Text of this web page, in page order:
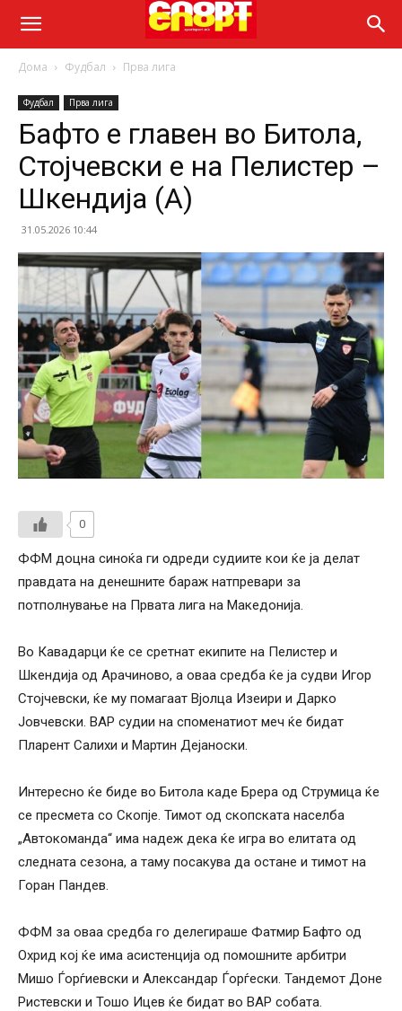
Дома Фудбал Прва лига
Фудбал Прва лига
Бафто е главен во Битола,
Стојчевски е на Пелистер –
Шкендија (А)
31.05.2026 10:44
0
ФФМ доцна синоќа ги одреди судиите кои ќе ја делат
правдата на денешните бараж натпревари за
потполнување на Првата лига на Македонија.
Во Кавадарци ќе се сретнат екипите на Пелистер и
Шкендија од Арачиново, а оваа средба ќе ја судви Игор
Стојчевски, ќе му помагаат Вјолца Изеири и Дарко
Јовчевски. ВАР судии на споменатиот меч ќе бидат
Пларент Салихи и Мартин Дејаноски.
Интересно ќе биде во Битола каде Брера од Струмица ќе
се пресмета со Скопје. Тимот од скопската населба
„Автокоманда“ има надеж дека ќе игра во елитата од
следната сезона, а таму посакува да остане и тимот на
Горан Пандев.
ФФМ за оваа средба го делегираше Фатмир Бафто од
Охрид кој ќе има асистенција од помошните арбитри
Мишо Ѓорѓиевски и Александар Ѓорѓески. Тандемот Доне
Ристевски и Тошо Ицев ќе бидат во ВАР собата.